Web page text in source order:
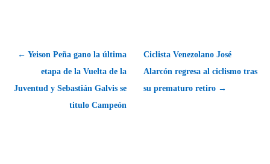
← Yeison Peña gano la última
etapa de la Vuelta de la
Juventud y Sebastián Galvis se
titulo Campeón
Ciclista Venezolano José
Alarcón regresa al ciclismo tras
su prematuro retiro →